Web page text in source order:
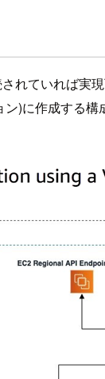
れていれば実現
)に作成する構